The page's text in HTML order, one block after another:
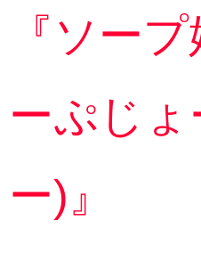
『ソー
ーぷじ
ー)』